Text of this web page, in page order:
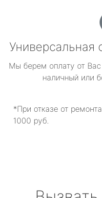
Универсальная
Мы берем оплату от
наличный или
*При отказе от
1000 руб.